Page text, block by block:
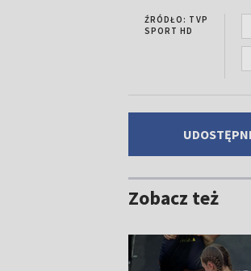
ŹRÓDŁO: TVP
SPORT HD
Zobacz też